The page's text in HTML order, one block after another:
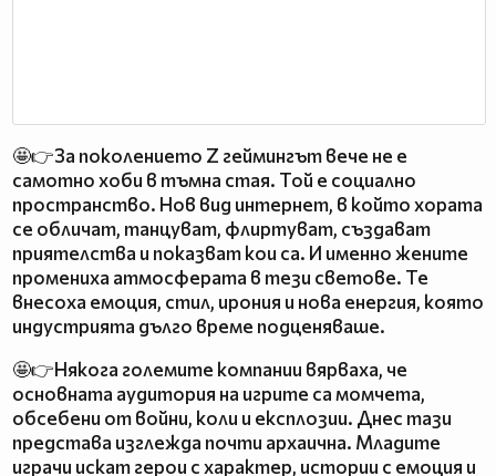
🤩👉За поколението Z геймингът вече не е
самотно хоби в тъмна стая. Той е социално
пространство. Нов вид интернет, в който хората
се обличат, танцуват, флиртуват, създават
приятелства и показват кои са. И именно жените
промениха атмосферата в тези светове. Те
внесоха емоция, стил, ирония и нова енергия, която
индустрията дълго време подценяваше.
🤩👉Някога големите компании вярваха, че
основната аудитория на игрите са момчета,
обсебени от войни, коли и експлозии. Днес тази
представа изглежда почти архаична. Младите
играчи искат герои с характер, истории с емоция и